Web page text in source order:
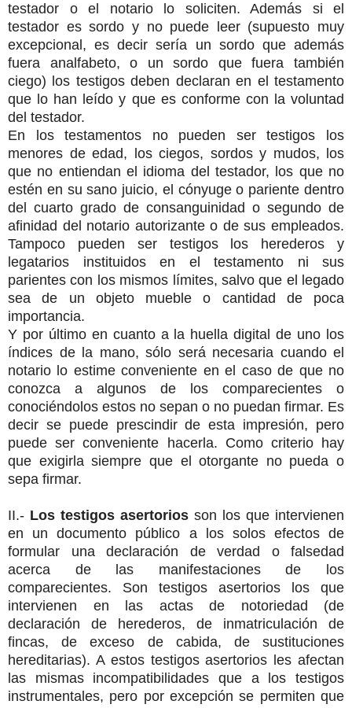
testador o el notario lo soliciten. Además si el
testador es sordo y no puede leer (supuesto muy
excepcional, es decir sería un sordo que además
fuera analfabeto, o un sordo que fuera también
ciego) los testigos deben declaran en el testamento
que lo han leído y que es conforme con la voluntad
del testador.
En los testamentos no pueden ser testigos los
menores de edad, los ciegos, sordos y mudos, los
que no entiendan el idioma del testador, los que no
estén en su sano juicio, el cónyuge o pariente dentro
del cuarto grado de consanguinidad o segundo de
afinidad del notario autorizante o de sus empleados.
Tampoco pueden ser testigos los herederos y
legatarios instituidos en el testamento ni sus
parientes con los mismos límites, salvo que el legado
sea de un objeto mueble o cantidad de poca
importancia.
Y por último en cuanto a la huella digital de uno los
índices de la mano, sólo será necesaria cuando el
notario lo estime conveniente en el caso de que no
conozca a algunos de los comparecientes o
conociéndolos estos no sepan o no puedan firmar. Es
decir se puede prescindir de esta impresión, pero
puede ser conveniente hacerla. Como criterio hay
que exigirla siempre que el otorgante no pueda o
sepa firmar.
II.- Los testigos asertorios son los que intervienen
en un documento público a los solos efectos de
formular una declaración de verdad o falsedad
acerca de las manifestaciones de los
comparecientes. Son testigos asertorios los que
intervienen en las actas de notoriedad (de
declaración de herederos, de inmatriculación de
fincas, de exceso de cabida, de sustituciones
hereditarias). A estos testigos asertorios les afectan
las mismas incompatibilidades que a los testigos
instrumentales, pero por excepción se permiten que